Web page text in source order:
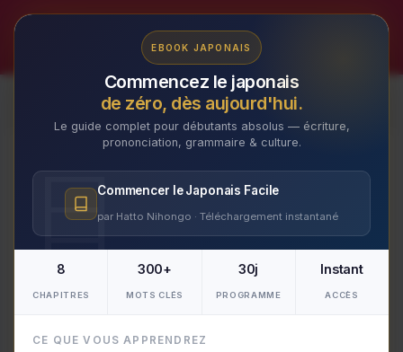
EBOOK JAPONAIS
Commencez le japonais
de zéro, dès aujourd'hui.
Le guide complet pour débutants absolus — écriture,
prononciation, grammaire & culture.
Commencer le Japonais Facile
par Hatto Nihongo · Téléchargement instantané
8
CHAPITRES
300+
MOTS CLÉS
30j
PROGRAMME
Instant
ACCÈS
CE QUE VOUS APPRENDREZ
Aller
au
Découvrez les Trésors
Enchantés de Nagano, la
Perle du Japon
Makoto 16 février 2024